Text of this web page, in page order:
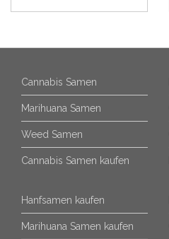
Cannabis Samen
Marihuana Samen
Weed Samen
Cannabis Samen kaufen
Hanfsamen kaufen
Marihuana Samen kaufen